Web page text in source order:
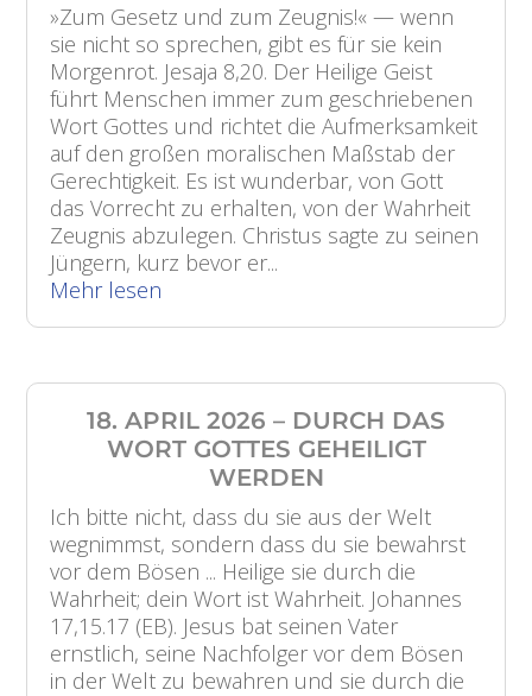
»Zum Gesetz und zum Zeugnis!« — wenn
sie nicht so sprechen, gibt es für sie kein
Morgenrot. Jesaja 8,20. Der Heilige Geist
führt Menschen immer zum geschriebenen
Wort Gottes und richtet die Aufmerksamkeit
auf den großen moralischen Maßstab der
Gerechtigkeit. Es ist wunderbar, von Gott
das Vorrecht zu erhalten, von der Wahrheit
Zeugnis abzulegen. Christus sagte zu seinen
Jüngern, kurz bevor er...
Mehr lesen
18. APRIL 2026 – DURCH DAS
WORT GOTTES GEHEILIGT
WERDEN
Ich bitte nicht, dass du sie aus der Welt
wegnimmst, sondern dass du sie bewahrst
vor dem Bösen ... Heilige sie durch die
Wahrheit; dein Wort ist Wahrheit. Johannes
17,15.17 (EB). Jesus bat seinen Vater
ernstlich, seine Nachfolger vor dem Bösen
in der Welt zu bewahren und sie durch die